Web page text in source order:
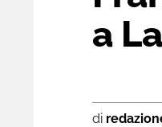
a
di